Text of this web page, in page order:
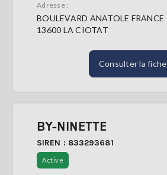
Adresse :
BOULEVARD ANATOLE FRANCE
13600 LA CIOTAT
Consulter la fiche
BY-NINETTE
SIREN : 833293681
Active